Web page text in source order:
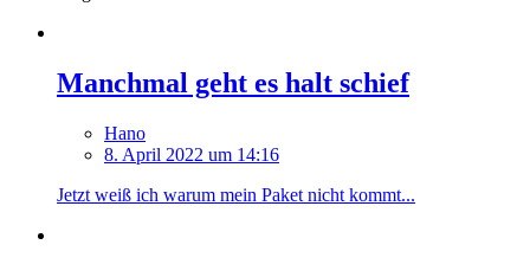
Manchmal geht es halt schief
Hano
8. April 2022 um 14:16
Jetzt weiß ich warum mein Paket nicht kommt...